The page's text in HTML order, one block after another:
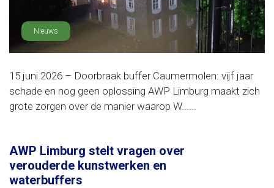
Nieuws
15 juni 2026 – Doorbraak buffer Caumermolen: vijf jaar
schade en nog geen oplossing AWP Limburg maakt zich
grote zorgen over de manier waarop W......
AWP Limburg stelt vragen over
verouderde kunstwerken en
waterbuffers